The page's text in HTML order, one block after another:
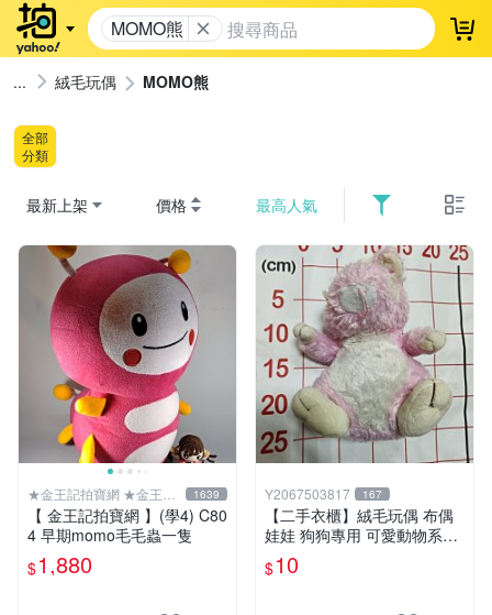
MOMO熊 登
絨毛玩偶 MOMO熊
全部
分類
最新上架 價格 最高人氣
★金王記拍寶網 ★金王記
拍寶趣
1639
【 金王記拍寶網 】(學4) C80
4 早期momo毛毛蟲一隻
$1,880
Y2067503817 167
【二手衣櫃】絨毛玩偶 布偶
娃娃 狗狗專用 可愛動物系列
耐咬耐磨玩具 玩偶 粉紅熊寵
物玩具 1120929
$10